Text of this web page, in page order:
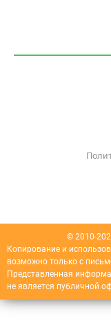
© 2010-
Копирование и
возможно только с
Представленная
не является публичной